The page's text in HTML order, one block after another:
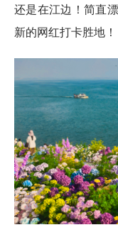
还是在江边！简直
新的网红打卡胜地！